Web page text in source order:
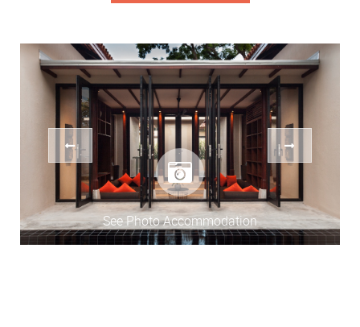
See Photo Accommodation